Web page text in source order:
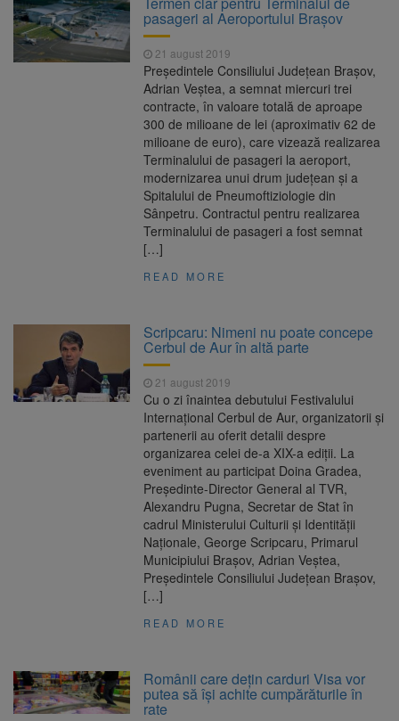
Ormeniș
6 august 2026
AUR a lansat platforma
suspeND.ro pentru urmărirea inițiativei de
suspendare a președintelui Nicușor Dan
Înalta Curte analizează
dosarul lui Călin Georgescu și Horațiu Potra.
Judecătorii decid dacă începe procesul
Strategia națională pentru
biodiversitate 2026-2030, adoptată de Senat.
Proiectul merge la promulgare
pasageri al Aeroportului Brașov
21 august 2019
Preşedintele Consiliului Judeţean Braşov,
Adrian Veştea, a semnat miercuri trei
contracte, în valoare totală de aproape
300 de milioane de lei (aproximativ 62 de
milioane de euro), care vizează realizarea
Terminalului de pasageri la aeroport,
modernizarea unui drum judeţean şi a
Spitalului de Pneumoftiziologie din
Sânpetru. Contractul pentru realizarea
Terminalului de pasageri a fost semnat
[…]
READ MORE
Scripcaru: Nimeni nu poate concepe
Cerbul de Aur în altă parte
21 august 2019
Cu o zi înaintea debutului Festivalului
Internaţional Cerbul de Aur, organizatorii şi
partenerii au oferit detalii despre
organizarea celei de-a XIX-a ediţii. La
eveniment au participat Doina Gradea,
Preşedinte-Director General al TVR,
Alexandru Pugna, Secretar de Stat în
cadrul Ministerului Culturii şi Identităţii
Naţionale, George Scripcaru, Primarul
Municipiului Braşov, Adrian Veştea,
Preşedintele Consiliului Judeţean Braşov,
[…]
READ MORE
Românii care dețin carduri Visa vor
putea să își achite cumpărăturile în
rate